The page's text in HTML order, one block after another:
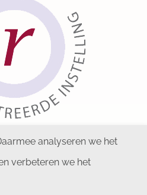
voorbehouden.
analyseren we het
verbeteren we het